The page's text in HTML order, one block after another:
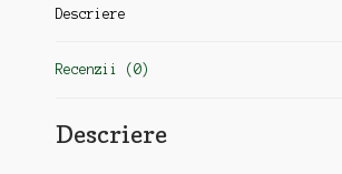
Descriere
Recenzii (0)
Descriere